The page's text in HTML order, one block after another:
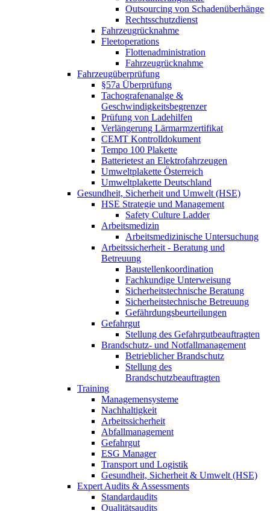
Outsourcing von Schadenüberhänge
Rechtsschutzdienst
Fahrzeugrücknahme
Fleetoperations
Flottenadministration
Fahrzeugrücknahme
Fahrzeugüberprüfung
§57a Überprüfung
Tachografenanalge &
Geschwindigkeitsbegrenzer
Prüfung von Ladehilfen
Verlängerung Lärmarmzertifikat
CEMT Kontrolldokument
Tempo 100 Plakette
Batterietest an Elektrofahrzeugen
Umweltplakette Österreich
Umweltplakette Deutschland
Gesundheit, Sicherheit und Umwelt (HSE)
HSE Strategie und Management
Safety Culture Ladder
Arbeitsmedizin
Arbeitsmedizinische Untersuchung
Arbeitssicherheit - Beratung und
Betreuung
Baustellenkoordination
Fachkundige Unterweisung
Sicherheitstechnische Beratung
Sicherheitstechnische Betreuung
Gefährdungsbeurteilungen
Gefahrgut
Stellung des Gefahrgutbeauftragten
Brandschutz- und Notfallmanagement
Betrieblicher Brandschutz
Stellung des
Brandschutzbeauftragten
Training
Managemensysteme
Nachhaltigkeit
Arbeitssicherheit
Abfallmanagement
Gefahrgut
ESG Manager
Transport und Logistik
Gesundheit, Sicherheit & Umwelt (HSE)
Expert Audits & Assessments
Standardaudits
Qualitätsaudits